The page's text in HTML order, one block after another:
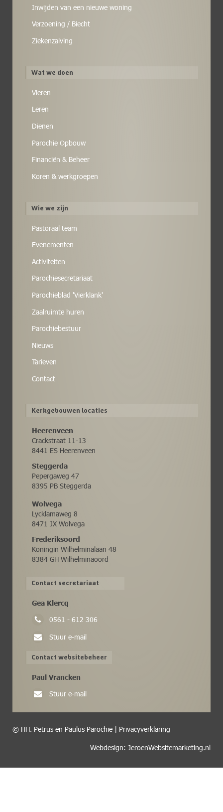
Inwijden van een nieuwe woning
Verzoening / Biecht
Ziekenzalving
Wat we doen
Vieren
Leren
Dienen
Parochie Opbouw
Financiën & Beheer
Koren & werkgroepen
Wie we zijn
Pastoraal team
Evenementen
Activiteiten
Parochiesecretariaat
Parochieblad 'Vierklank'
Zaalruimte huren
Parochiebestuur
Nieuws
Tarieven
Contact
Kerkgebouwen locaties
Heerenveen
Crackstraat 11-13
8441 ES Heerenveen
Steggerda
Pepergaweg 47
8395 PB Steggerda
Wolvega
Lycklamaweg 8
8471 JX Wolvega
Frederiksoord
Koningin Wilhelminalaan 48
8384 GH Wilhelminaoord
Contact secretariaat
Gea Klercq
0561 - 612 306
Stuur e-mail
Contact websitebeheer
Paul Vrancken
Stuur e-mail
© HH. Petrus en Paulus Parochie | Privacyverklaring
Webdesign: JeroenWebsitemarketing.nl